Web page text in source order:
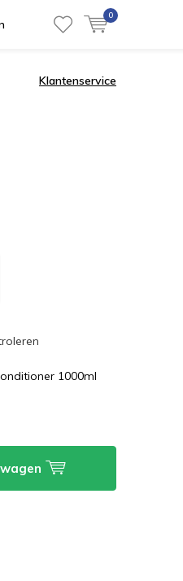
0
Klantenservice
1000ml